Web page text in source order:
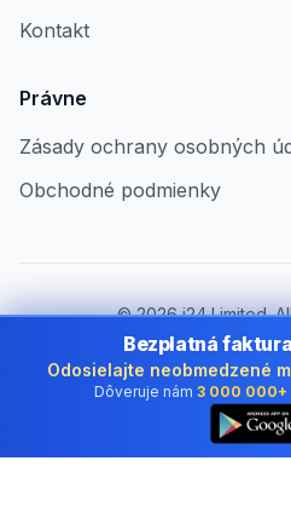
Kontakt
Právne
Zásady ochrany osobných
Obchodné podmienky
©2026i24 Limited.
Pre firmy v
Zmeniť krajinu:
Bezplatná
Odosielajte neobmedzené
Dôveruje nám 3 000 000+